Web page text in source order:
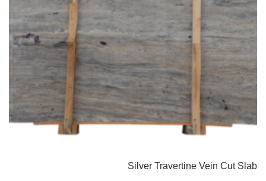
Silver Travertine Vein Cut Slab